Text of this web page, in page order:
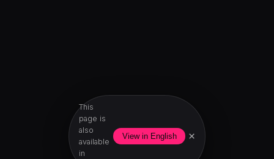
This
page is
also
available
in
View in English ×